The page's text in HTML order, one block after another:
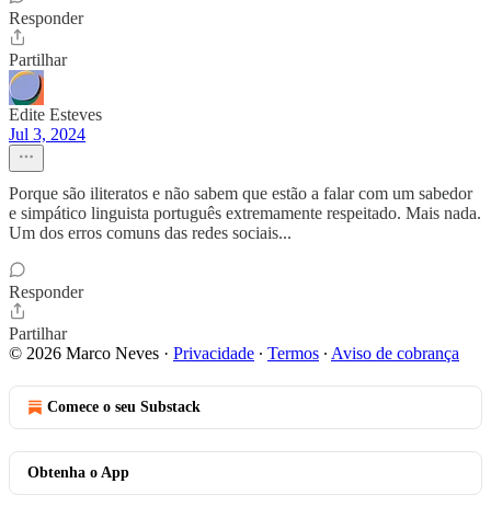
Responder
Partilhar
Edite Esteves
Jul 3, 2024
Porque são iliteratos e não sabem que estão a falar com um sabedor
e simpático linguista português extremamente respeitado. Mais nada.
Um dos erros comuns das redes sociais...
Responder
Partilhar
© 2026 Marco Neves · Privacidade ∙ Termos ∙ Aviso de cobrança
Comece o seu Substack
Obtenha o App